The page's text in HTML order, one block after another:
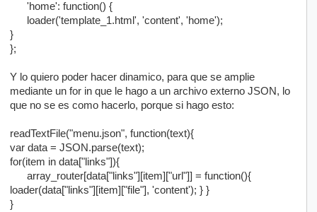
'home': function() {
loader('template_1.html', 'content', 'home');
}
};
Y lo quiero poder hacer dinamico, para que se amplie
mediante un for in que le hago a un archivo externo JSON, lo
que no se es como hacerlo, porque si hago esto:
readTextFile("menu.json", function(text){
var data = JSON.parse(text);
for(item in data["links"]){
array_router[data["links"][item]["url"]] = function(){
loader(data["links"][item]["file"], 'content'); } }
}